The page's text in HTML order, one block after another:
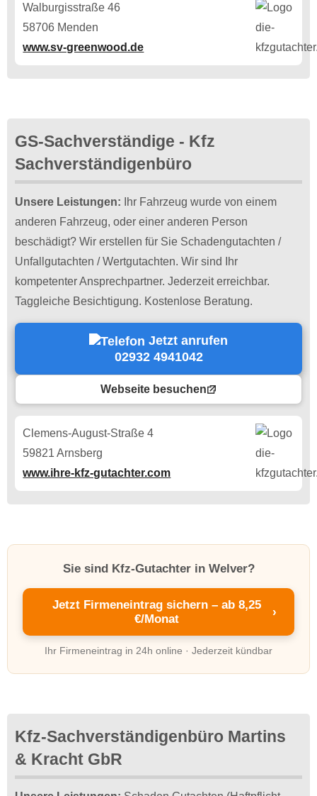
Walburgisstraße 46
58706 Menden
www.sv-greenwood.de
GS-Sachverständige - Kfz
Sachverständigenbüro
Unsere Leistungen: Ihr Fahrzeug wurde von einem
anderen Fahrzeug, oder einer anderen Person
beschädigt? Wir erstellen für Sie Schadengutachten /
Unfallgutachten / Wertgutachten. Wir sind Ihr
kompetenter Ansprechpartner. Jederzeit erreichbar.
Taggleiche Besichtigung. Kostenlose Beratung.
Jetzt anrufen
02932 4941042
Webseite besuchen
Clemens-August-Straße 4
59821 Arnsberg
www.ihre-kfz-gutachter.com
Sie sind Kfz-Gutachter in Welver?
Jetzt Firmeneintrag sichern – ab 8,25
€/Monat
›
Ihr Firmeneintrag in 24h online · Jederzeit kündbar
Kfz-Sachverständigenbüro Martins
& Kracht GbR